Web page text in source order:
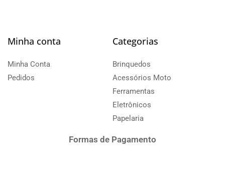
Minha conta
Minha Conta
Pedidos
Categorias
Brinquedos
Acessórios Moto
Ferramentas
Eletrônicos
Papelaria
Formas de Pagamento